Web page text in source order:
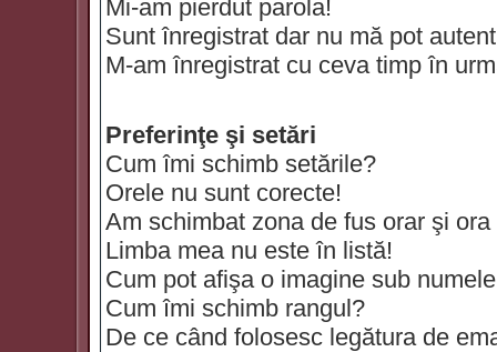
Mi-am pierdut parola!
Sunt înregistrat dar nu mă pot
M-am înregistrat cu ceva timp în
Preferinţe şi setări
Cum îmi schimb setările?
Orele nu sunt corecte!
Am schimbat zona de fus orar şi
Limba mea nu este în listă!
Cum pot afişa o imagine sub
Cum îmi schimb rangul?
De ce când folosesc legătura de